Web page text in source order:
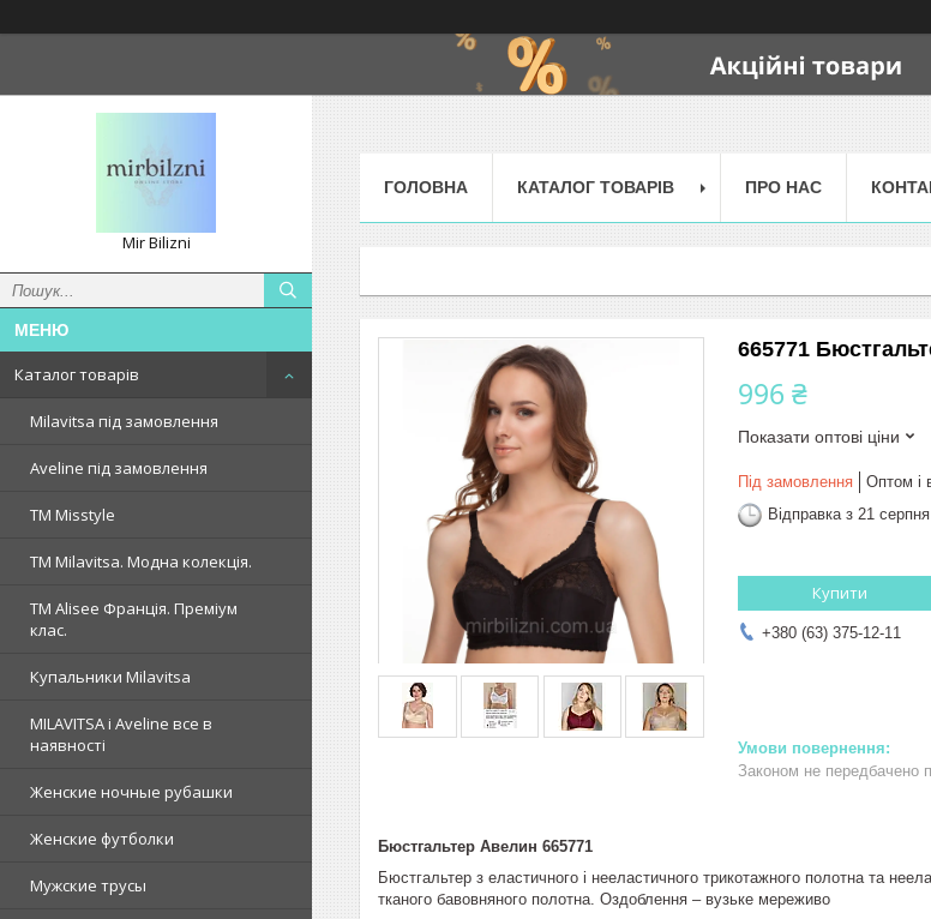
Mir Bilizni
Каталог товарів
Milavitsa під замовлення
Aveline під замовлення
TM Misstyle
ТМ Milavitsa. Модна колекція.
TM Alisee Франція. Преміум
клас.
Купальники Milavitsa
MILAVITSA і Aveline все в
наявності
Женские ночные рубашки
Женские футболки
Мужские трусы
ГОЛОВНА КАТАЛОГ ТОВАРІВ ПРО НАС
665771
996 ₴
Показати оптові ціни
Під замовлення Оптом і
Відправка з 21
Купити
+380 (63) 375-12-11
Законом не передбачено
Бюстгальтер Авелин 665771
Бюстгальтер з еластичного і нееластичного трикотажного полотна та
тканого бавовняного полотна. Оздоблення – вузьке мереживо